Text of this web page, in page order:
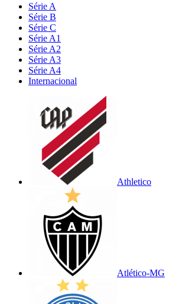
Série A
Série B
Série C
Série A1
Série A2
Série A3
Série A4
Internacional
Athletico
Atlético-MG